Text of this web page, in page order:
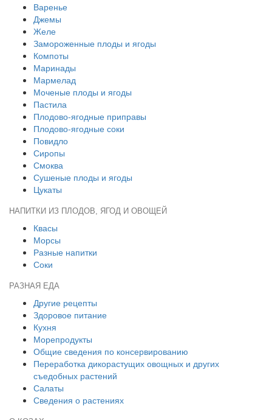
Варенье
Джемы
Желе
Замороженные плоды и ягоды
Компоты
Маринады
Мармелад
Моченые плоды и ягоды
Пастила
Плодово-ягодные приправы
Плодово-ягодные соки
Повидло
Сиропы
Смоква
Сушеные плоды и ягоды
Цукаты
НАПИТКИ ИЗ ПЛОДОВ, ЯГОД И ОВОЩЕЙ
Квасы
Морсы
Разные напитки
Соки
РАЗНАЯ ЕДА
Другие рецепты
Здоровое питание
Кухня
Морепродукты
Общие сведения по консервированию
Переработка дикорастущих овощных и других
съедобных растений
Салаты
Сведения о растениях